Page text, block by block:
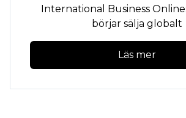
International Business
börjar sälja globalt
Läs mer